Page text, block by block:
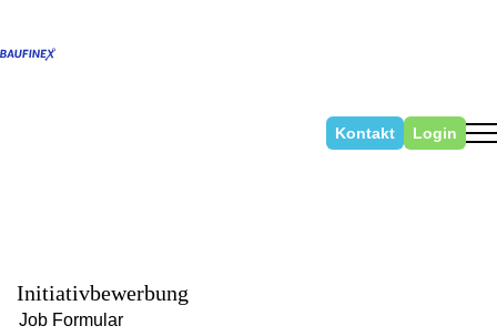
Kontakt Login
Initiativbewerbung
Job Formular